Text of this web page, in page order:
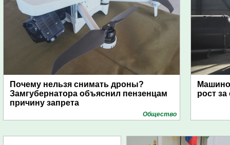
Почему нельзя снимать дроны?
Замгубернатора объяснил пензенцам
причину запрета
Общество
рост за